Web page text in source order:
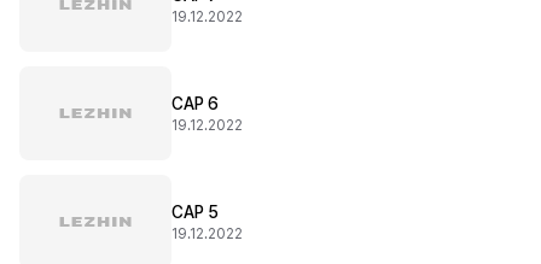
19.12.2022
CAP 6
19.12.2022
CAP 5
19.12.2022